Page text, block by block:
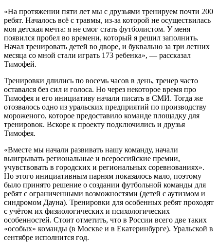
«На протяжении пяти лет мы с друзьями тренируем почти 200
ребят. Началось всё с травмы, из-за которой не осуществилась
моя детская мечта: я не смог стать футболистом. У меня
появился пробел во времени, который я решил заполнить.
Начал тренировать детей во дворе, и буквально за три летних
месяца со мной стали играть 173 ребенка», — рассказал
Тимофей.
Тренировки длились по восемь часов в день, тренер часто
оставался без сил и голоса. Но через некоторое время про
Тимофея и его инициативу начали писать в СМИ. Тогда же
отозвалось одно из уральских предприятий по производству
мороженого, которое предоставило команде площадку для
тренировок. Вскоре к проекту подключились и друзья
Тимофея.
«Вместе мы начали развивать нашу команду, начали
выигрывать региональные и всероссийские премии,
учувствовать в городских и региональных соревнованиях».
Но этого инициативным парням показалось мало, поэтому
было принято решение о создании футбольной команды для
ребят с ограниченными возможностями (детей с аутизмом и
синдромом Дауна). Тренировки для особенных ребят проходят
с учётом их физиологических и психологических
особенностей. Стоит отметить, что в России всего две таких
«особых» команды (в Москве и в Екатеринбурге). Уральской в
сентябре исполнится год.